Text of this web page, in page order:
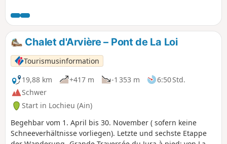
dort aus haben Sie einen herrlichen Blick auf die
Alpenkette, den Mont Blanc, den Lac du Bourget, die
Rhône...Chalet d'Arvière – Pont de La Loi
Tourismusinformation
19,88 km
+417 m -1 353 m
6:50 Std.
Schwer
Start in Lochieu (Ain)
Begehbar vom 1. April bis 30. November ( sofern keine
Schneeverhältnisse vorliegen). Letzte und sechste Etappe